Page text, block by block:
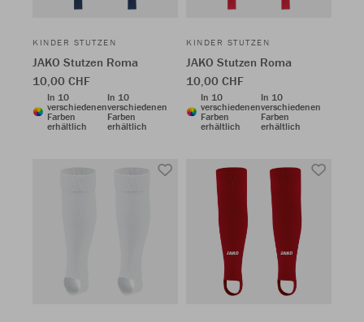
KINDER STUTZEN
JAKO Stutzen Roma
10,00 CHF
In 10
verschiedenen
Farben
erhältlich
In 10
verschiedenen
Farben
erhältlich
KINDER STUTZEN
JAKO Stutzen Roma
10,00 CHF
In 10
verschiedenen
Farben
erhältlich
In 10
verschiedenen
Farben
erhältlich